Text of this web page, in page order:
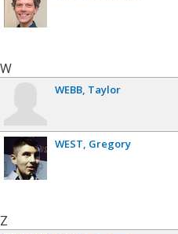
W
WEBB Taylor
WEST Gregory
Z